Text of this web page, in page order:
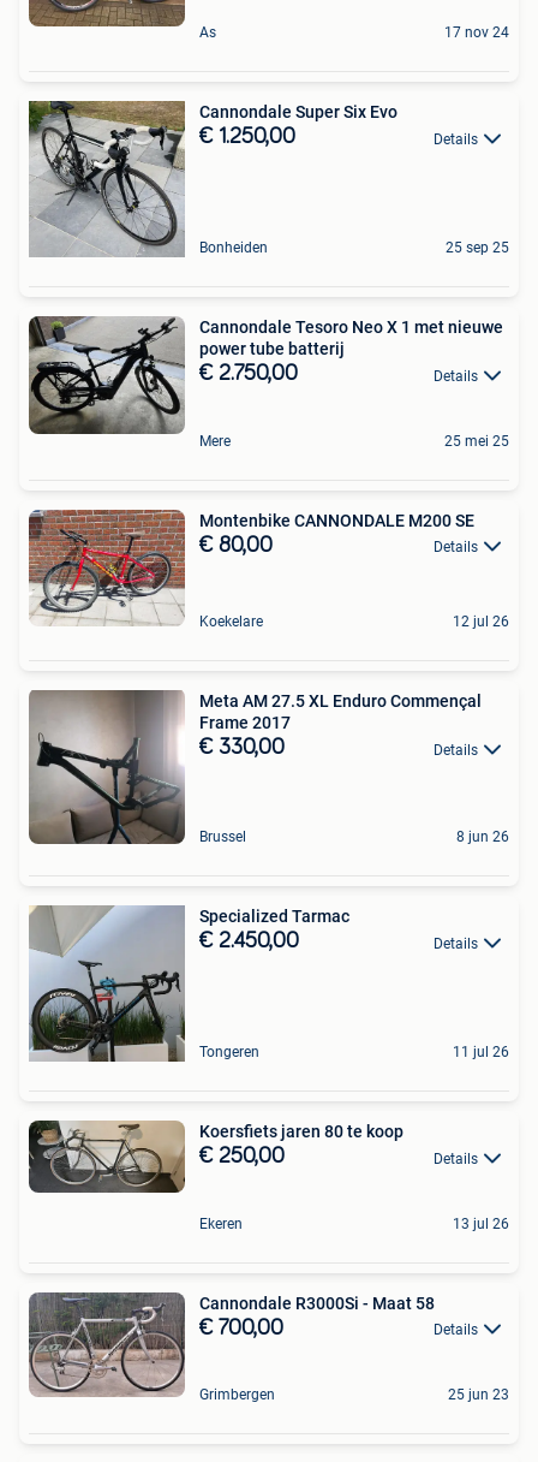
As 17 nov 24
Cannondale Super Six Evo
€ 1.250,00 Details
Bonheiden 25 sep 25
Cannondale Tesoro Neo X 1 met nieuwe
power tube batterij
€ 2.750,00 Details
Mere 25 mei 25
Montenbike CANNONDALE M200 SE
€ 80,00 Details
Koekelare 12 jul 26
Meta AM 27.5 XL Enduro Commençal
Frame 2017
€ 330,00 Details
Brussel 8 jun 26
Specialized Tarmac
€ 2.450,00 Details
Tongeren 11 jul 26
Koersfiets jaren 80 te koop
€ 250,00 Details
Ekeren 13 jul 26
Cannondale R3000Si - Maat 58
€ 700,00 Details
Grimbergen 25 jun 23